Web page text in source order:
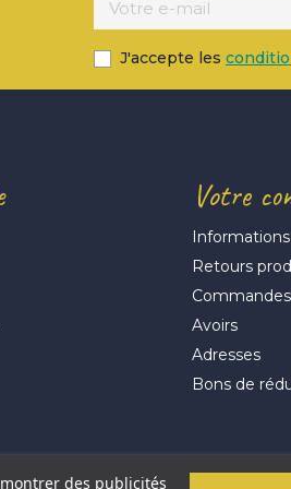
J'accepte les
Votre
Retours
Commandes
Avoirs
Adresses
Bons de
des publicités